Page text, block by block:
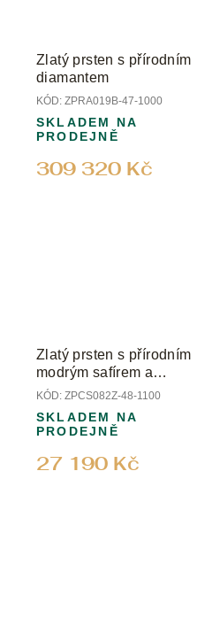
Zlatý prsten s přírodním
diamantem
KÓD: ZPRA019B-47-1000
309 320 Kč
SKLADEM NA
PRODEJNĚ
Zlatý prsten s přírodním
modrým safírem a
diamanty
KÓD: ZPCS082Z-48-1100
27 190 Kč
SKLADEM NA
PRODEJNĚ